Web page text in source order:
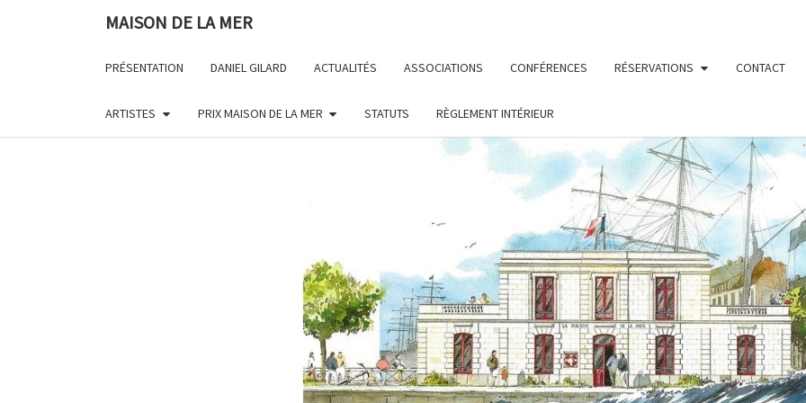
MAISON DE LA MER
PRÉSENTATION DANIEL GILARD ACTUALITÉS ASSOCIATIONS CONFÉRENCES RÉSERVATIONS CONTACT
ARTISTES PRIX MAISON DE LA MER STATUTS RÈGLEMENT INTÉRIEUR
DE
Le Site De
La
Fédération
Maritime
Nantes/ St
Nazaire